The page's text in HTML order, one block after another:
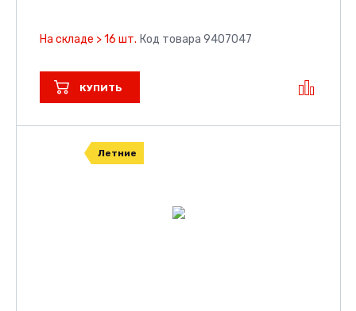
На складе > 16 шт. Код товара 9407047
КУПИТЬ
Летние